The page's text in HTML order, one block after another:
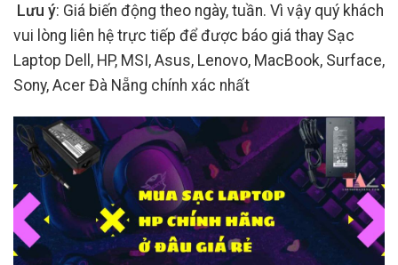
Lưu ý: Giá biến động theo ngày, tuần. Vì vậy quý khách
vui lòng liên hệ trực tiếp để được báo giá thay Sạc
Laptop Dell, HP, MSI, Asus, Lenovo, MacBook, Surface,
Sony, Acer Đà Nẵng chính xác nhất